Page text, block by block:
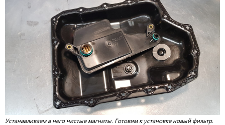
Устанавливаем в него чистые магниты. Готовим к установке новый фильтр.